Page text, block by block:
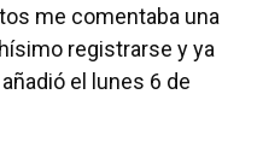
me comentaba una
registrarse y ya
el lunes 6 de